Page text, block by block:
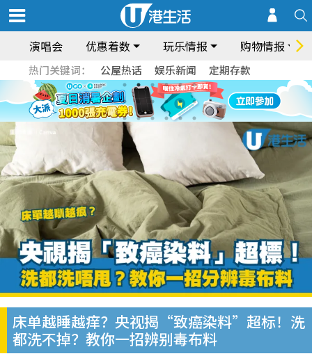
演唱会 优惠着数 玩乐情报 购物情报
热门关键词： 公屋热话 娱乐新闻 定期存款
床单越睡越痒？央视揭“致癌染料”超标！洗
都洗不掉？教你一招辨别毒布料